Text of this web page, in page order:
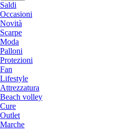
Saldi
Occasioni
Novità
Scarpe
Moda
Palloni
Protezioni
Fan
Lifestyle
Attrezzatura
Beach volley
Cure
Outlet
Marche